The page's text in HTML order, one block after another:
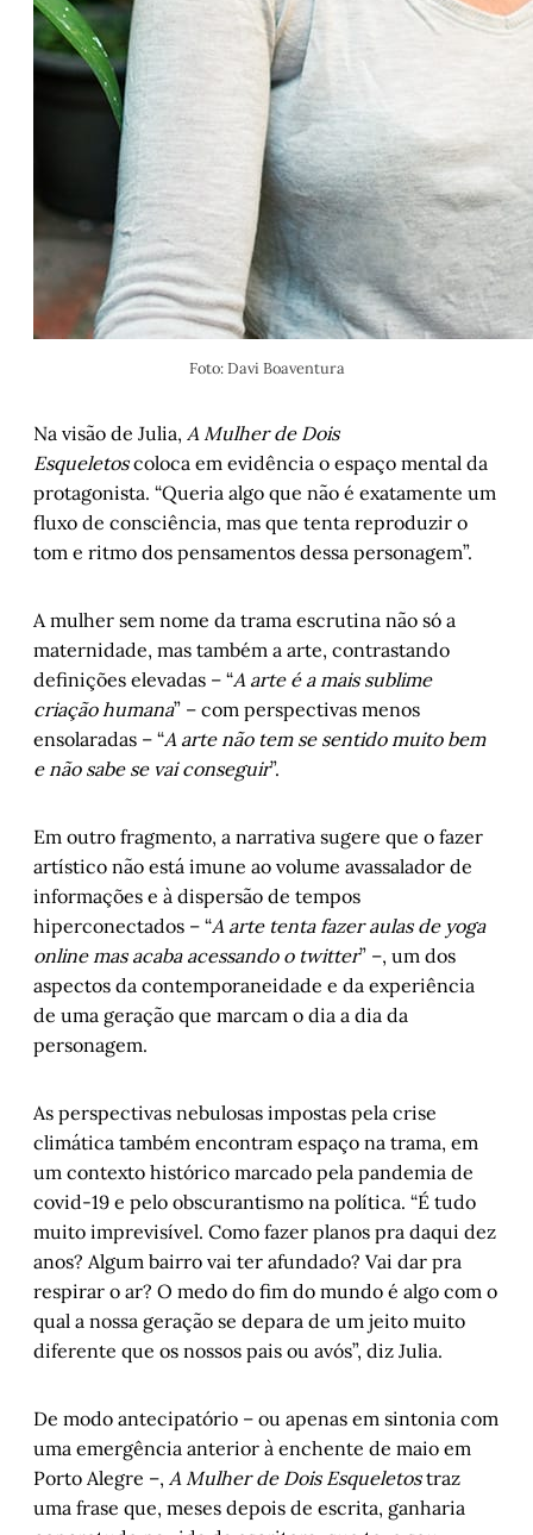
Foto: Davi Boaventura
Na visão de Julia, A Mulher de Dois
Esqueletoscoloca em evidência o espaço mental da
protagonista. “Queria algo que não é exatamente um
fluxo de consciência, mas que tenta reproduzir o
tom e ritmo dos pensamentos dessa personagem”.
A mulher sem nome da trama escrutina não só a
maternidade, mas também a arte, contrastando
definições elevadas – “A arte é a mais sublime
criação humana” – com perspectivas menos
ensolaradas – “A arte não tem se sentido muito bem
e não sabe se vai conseguir”.
Em outro fragmento, a narrativa sugere que o fazer
artístico não está imune ao volume avassalador de
informações e à dispersão de tempos
hiperconectados – “A arte tenta fazer aulas de yoga
online mas acaba acessando o twitter” –, um dos
aspectos da contemporaneidade e da experiência
de uma geração que marcam o dia a dia da
personagem.
As perspectivas nebulosas impostas pela crise
climática também encontram espaço na trama, em
um contexto histórico marcado pela pandemia de
covid-19 e pelo obscurantismo na política. “É tudo
muito imprevisível. Como fazer planos pra daqui dez
anos? Algum bairro vai ter afundado? Vai dar pra
respirar o ar? O medo do fim do mundo é algo com o
qual a nossa geração se depara de um jeito muito
diferente que os nossos pais ou avós”, diz Julia.
De modo antecipatório – ou apenas em sintonia com
uma emergência anterior à enchente de maio em
Porto Alegre –, A Mulher de Dois Esqueletostraz
uma frase que, meses depois de escrita, ganharia